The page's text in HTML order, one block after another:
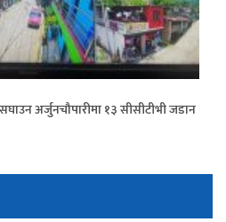
अर्जुनचौपारीमा १३ सीसीटीभी जडान